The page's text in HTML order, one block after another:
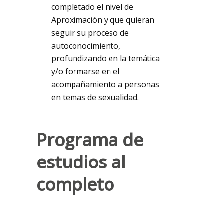
completado el nivel de
Aproximación y que quieran
seguir su proceso de
autoconocimiento,
profundizando en la temática
y/o formarse en el
acompañamiento a personas
en temas de sexualidad.
Programa de
estudios al
completo